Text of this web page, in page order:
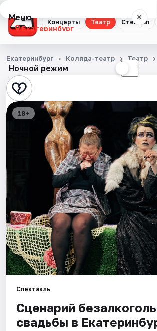
Концерты Театр Стендап
Меню ×
Екатеринбург
Концерты
Театр
Стендап
Экскурсии
События
Города
Площадки
Рейтинги
Ночной режим ☾
Екатеринбург Коляда-театр Театр
18+
Спектакль
Сценарий
свадьбы в